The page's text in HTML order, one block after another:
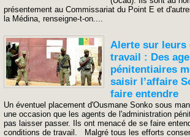
présentement au Commissariat du Point E et
la Médina, renseigne-t-on....
Alerte sur leurs
travail : Des
pénitentiaires
saisir l’affaire
faire entendre
Un éventuel placement d'Ousmane Sonko sous
une occasion que les agents de l'administration
pas laisser passer. Ils ont menacé de se faire
conditions de travail. Malgré tous les efforts